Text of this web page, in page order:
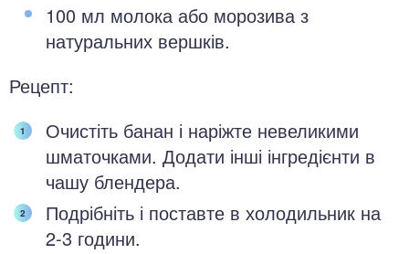
100 мл молока або морозива з
натуральних вершків.
Рецепт:
Очистіть банан і наріжте невеликими
шматочками. Додати інші інгредієнти в
чашу блендера.
Подрібніть і поставте в холодильник на
2-3 години.